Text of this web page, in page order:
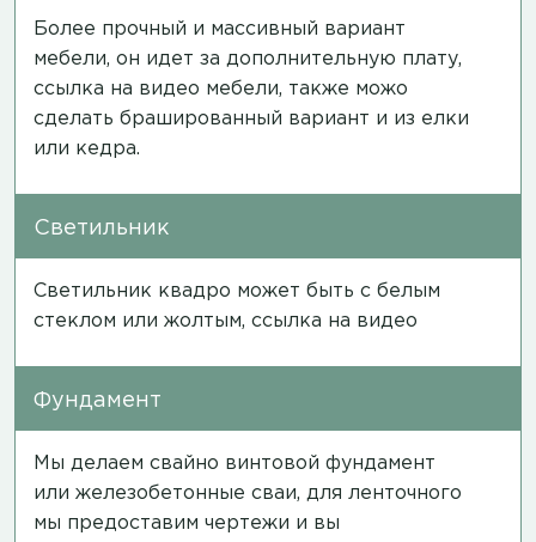
Более прочный и массивный вариант
мебели, он идет за дополнительную плату,
ссылка на видео мебели, также можо
сделать брашированный вариант и из елки
или кедра.
Светильник
Светильник квадро может быть с белым
стеклом или жолтым, ссылка на видео
Фундамент
Мы делаем свайно винтовой фундамент
или железобетонные сваи, для ленточного
мы предоставим чертежи и вы